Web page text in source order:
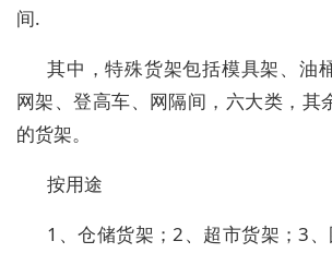
间.
其中，特殊货架包括模具架、油
网架、登高车、网隔间，六大类，其
的货架。
按用途
1、仓储货架；2、超市货架；3